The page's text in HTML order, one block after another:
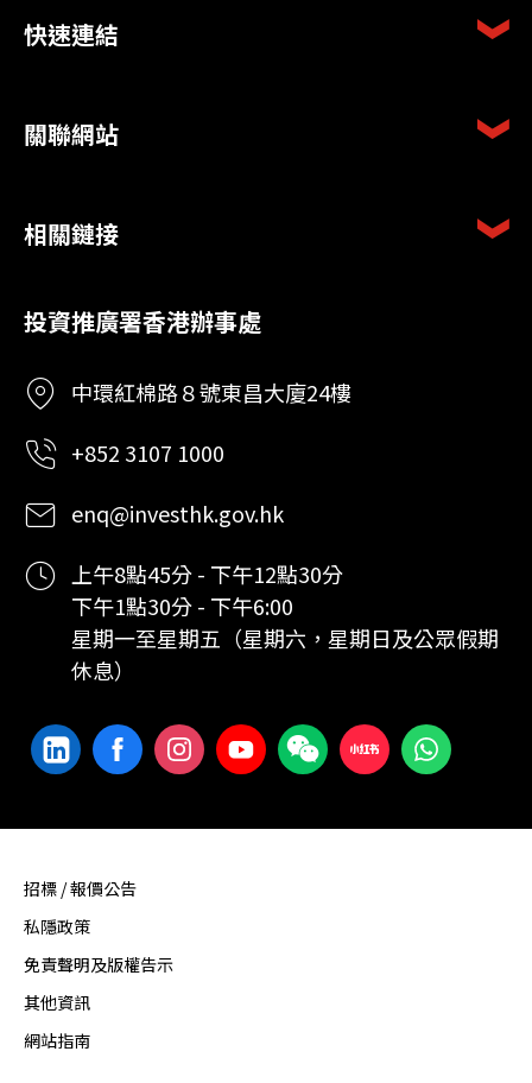
快速連結
關聯網站
相關鏈接
投資推廣署香港辦事處
中環紅棉路８號東昌大廈24樓
+852 3107 1000
enq@investhk.gov.hk
上午8點45分 - 下午12點30分
下午1點30分 - 下午6:00
星期一至星期五（星期六，星期日及公眾假期
休息）
招標 / 報價公告
私隱政策
免責聲明及版權告示
其他資訊
網站指南